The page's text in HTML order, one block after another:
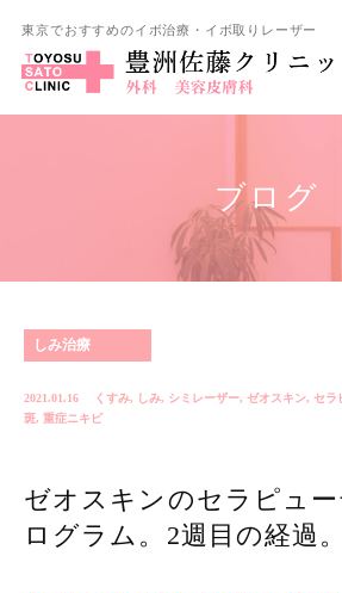
東京でおすすめのイボ治療・イボ取りレーザー
ブログ
しみ治療
2021.01.16 くすみ, しみ, シミレーザー, ゼオスキン, セラ
斑, 重症ニキビ
ゼオスキンのセラピュ
ログラム。2週目の経過。